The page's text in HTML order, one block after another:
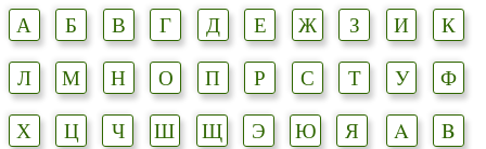
А Б В Г Д Е Ж З И
К
Л
М Н О П Р С Т У
Ф
Х
Ц Ч Ш Щ Э Ю Я A
B